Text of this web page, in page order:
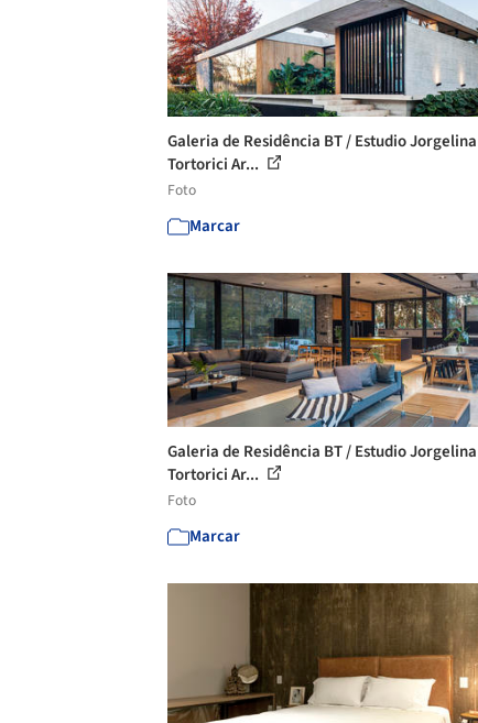
Galeria de Residência BT / Estudio Jorgelina
Tortorici Ar...
Foto
Marcar
Galeria de Residência BT / Estudio Jorgelina
Tortorici Ar...
Foto
Marcar